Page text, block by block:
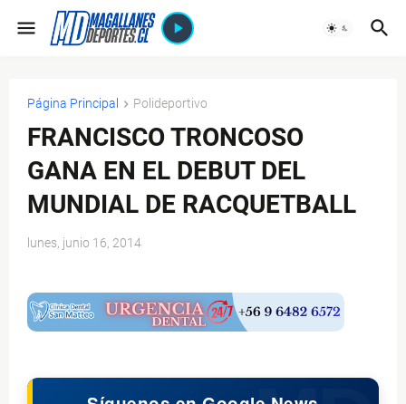
Página Principal Polideportivo
FRANCISCO TRONCOSO
GANA EN EL DEBUT DEL
MUNDIAL DE RACQUETBALL
lunes, junio 16, 2014